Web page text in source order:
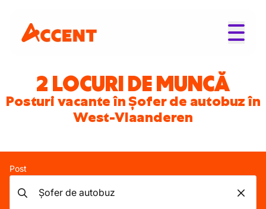
2 LOCURI DE MUNCĂ
Posturi vacante în Șofer de autobuz în
West-Vlaanderen
Post